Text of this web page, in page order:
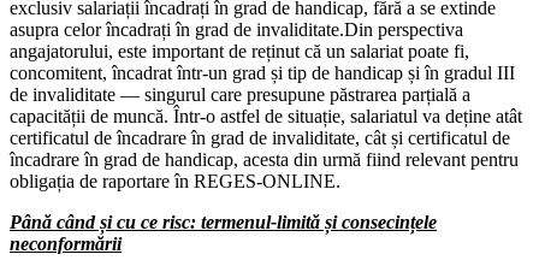
exclusiv salariații încadrați în grad de handicap, fără a se extinde
asupra celor încadrați în grad de invaliditate.Din perspectiva
angajatorului, este important de reținut că un salariat poate fi,
concomitent, încadrat într-un grad și tip de handicap și în gradul III
de invaliditate — singurul care presupune păstrarea parțială a
capacității de muncă. Într-o astfel de situație, salariatul va deține atât
certificatul de încadrare în grad de invaliditate, cât și certificatul de
încadrare în grad de handicap, acesta din urmă fiind relevant pentru
obligația de raportare în REGES-ONLINE.
Până când și cu ce risc: termenul-limită și consecințele
neconformării